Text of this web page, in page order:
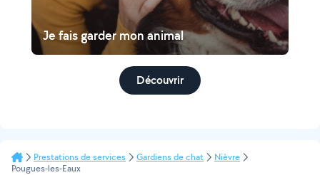
Je fais garder mon animal
Découvrir
Prestations de services Gardiens de chat
Nièvre
Pougues-les-Eaux